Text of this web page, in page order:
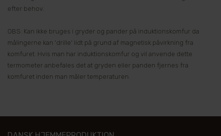
efter behov.
OBS: Kan ikke bruges i gryder og pander på induktionskomfur da
målingerne kan 'drille' lidt på grund af magnetisk påvirkning fra
komfuret. Hvis man har induktionskomfur og vil anvende dette
termometer anbefales det at gryden eller panden fjernes fra
komfuret inden man måler temperaturen.